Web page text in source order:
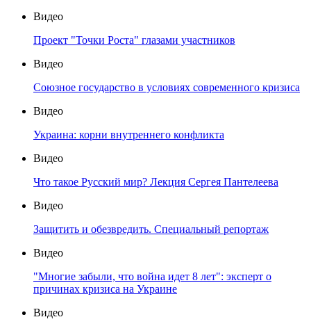
Видео
Проект "Точки Роста" глазами участников
Видео
Союзное государство в условиях современного кризиса
Видео
Украина: корни внутреннего конфликта
Видео
Что такое Русский мир? Лекция Сергея Пантелеева
Видео
Защитить и обезвредить. Специальный репортаж
Видео
"Многие забыли, что война идет 8 лет": эксперт о
причинах кризиса на Украине
Видео